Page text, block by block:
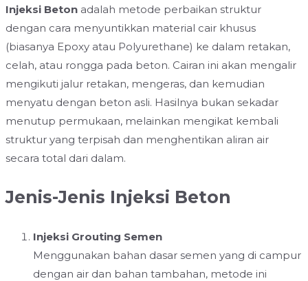
Injeksi Beton adalah metode perbaikan struktur
dengan cara menyuntikkan material cair khusus
(biasanya Epoxy atau Polyurethane) ke dalam retakan,
celah, atau rongga pada beton. Cairan ini akan mengalir
mengikuti jalur retakan, mengeras, dan kemudian
menyatu dengan beton asli. Hasilnya bukan sekadar
menutup permukaan, melainkan mengikat kembali
struktur yang terpisah dan menghentikan aliran air
secara total dari dalam.
Jenis-Jenis Injeksi Beton
Injeksi Grouting Semen
Menggunakan bahan dasar semen yang di campur
dengan air dan bahan tambahan, metode ini